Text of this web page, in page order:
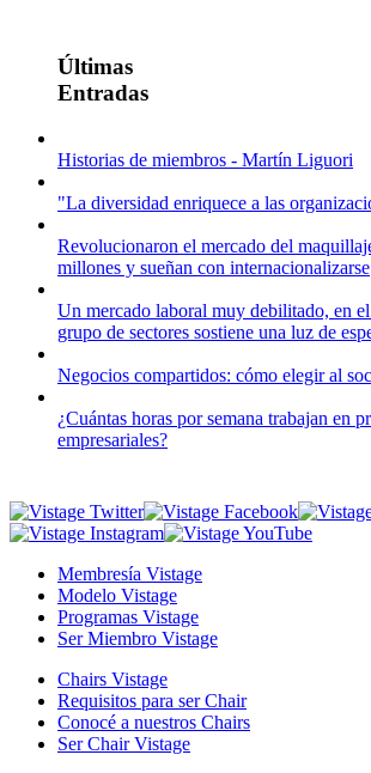
Últimas
Entradas
Historias de miembros - Martín Liguori
"La diversidad enriquece a las
Revolucionaron el mercado del
millones y sueñan con internacionalizarse
Un mercado laboral muy debilitado, en
grupo de sectores sostiene una luz de
Negocios compartidos: cómo elegir al
¿Cuántas horas por semana trabajan en
empresariales?
Membresía Vistage
Modelo Vistage
Programas Vistage
Ser Miembro Vistage
Chairs Vistage
Requisitos para ser Chair
Conocé a nuestros Chairs
Ser Chair Vistage